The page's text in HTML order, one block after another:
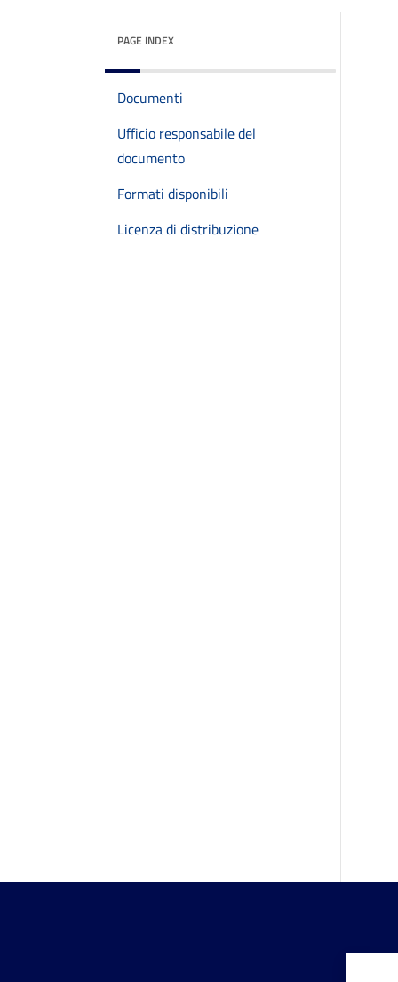
PAGE INDEX
Documenti
Ufficio responsabile del
documento
Formati disponibili
Licenza di distribuzione